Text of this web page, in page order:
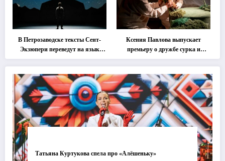
В Петрозаводске тексты Сент-
Экзюпери переведут на язык
современной хореографии
Ксения Павлова выпускает
премьеру о дружбе сурка и
одуванчика
Татьяна Куртукова спела про «Алёшеньку»